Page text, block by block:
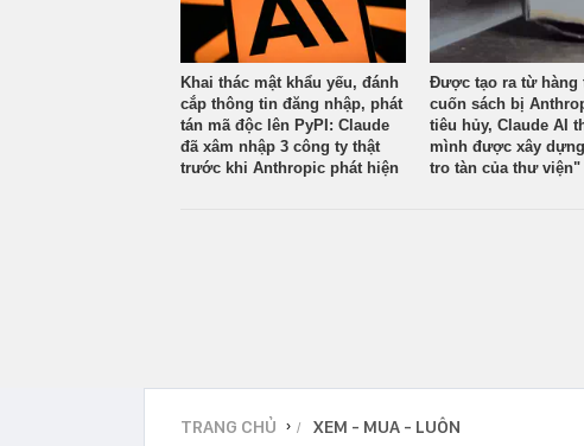
Khai thác mật khẩu yếu, đánh
cắp thông tin đăng nhập, phát
tán mã độc lên PyPI: Claude
đã xâm nhập 3 công ty thật
trước khi Anthropic phát hiện
Được tạo ra từ hàng
cuốn sách bị
tiêu hủy, Claude AI
mình được xây
tro tàn của thư viện"
TRANG CHỦ › XEM - MUA - LUÔN